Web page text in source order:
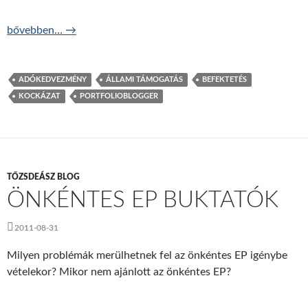
Építhetünk egy állami támogatásra?
bővebben… →
ADÓKEDVEZMÉNY ÁLLAMI TÁMOGATÁS BEFEKTETÉS
KOCKÁZAT PORTFOLIOBLOGGER
TŐZSDEÁSZ BLOG
ÖNKÉNTES EP BUKTATÓK
2011-08-31
Milyen problémák merülhetnek fel az önkéntes EP igénybe
vételekor? Mikor nem ajánlott az önkéntes EP?